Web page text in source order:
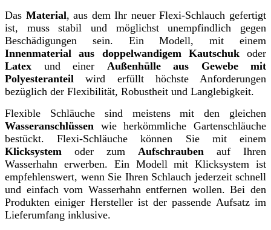
Das Material, aus dem Ihr neuer Flexi-Schlauch gefertigt
ist, muss stabil und möglichst unempfindlich gegen
Beschädigungen sein. Ein Modell, mit einem
Innenmaterial aus doppelwandigem Kautschukoder
Latex und einer Außenhülle aus Gewebe mit
Polyesteranteil wird erfüllt höchste Anforderungen
bezüglich der Flexibilität, Robustheit und Langlebigkeit.
Flexible Schläuche sind meistens mit den gleichen
Wasseranschlüssen wie herkömmliche Gartenschläuche
bestückt. Flexi-Schläuche können Sie mit einem
Klicksystem oder zum Aufschrauben auf Ihren
Wasserhahn erwerben. Ein Modell mit Klicksystem ist
empfehlenswert, wenn Sie Ihren Schlauch jederzeit schnell
und einfach vom Wasserhahn entfernen wollen. Bei den
Produkten einiger Hersteller ist der passende Aufsatz im
Lieferumfang inklusive.